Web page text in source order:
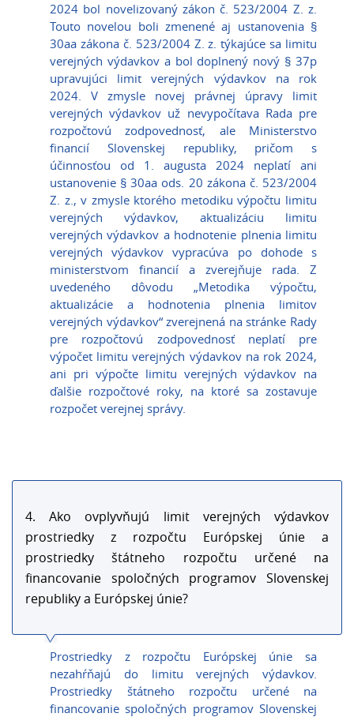
2024 bol novelizovaný zákon č. 523/2004 Z. z.
Touto novelou boli zmenené aj ustanovenia §
30aa zákona č. 523/2004 Z. z. týkajúce sa limitu
verejných výdavkov a bol doplnený nový § 37p
upravujúci limit verejných výdavkov na rok
2024. V zmysle novej právnej úpravy limit
verejných výdavkov už nevypočítava Rada pre
rozpočtovú zodpovednosť, ale Ministerstvo
financií Slovenskej republiky, pričom s
účinnosťou od 1. augusta 2024 neplatí ani
ustanovenie § 30aa ods. 20 zákona č. 523/2004
Z. z., v zmysle ktorého metodiku výpočtu limitu
verejných výdavkov, aktualizáciu limitu
verejných výdavkov a hodnotenie plnenia limitu
verejných výdavkov vypracúva po dohode s
ministerstvom financií a zverejňuje rada. Z
uvedeného dôvodu „Metodika výpočtu,
aktualizácie a hodnotenia plnenia limitov
verejných výdavkov“ zverejnená na stránke Rady
pre rozpočtovú zodpovednosť neplatí pre
výpočet limitu verejných výdavkov na rok 2024,
ani pri výpočte limitu verejných výdavkov na
ďalšie rozpočtové roky, na ktoré sa zostavuje
rozpočet verejnej správy.
4. Ako ovplyvňujú limit verejných výdavkov
prostriedky z rozpočtu Európskej únie a
prostriedky štátneho rozpočtu určené na
financovanie spoločných programov Slovenskej
republiky a Európskej únie?
Prostriedky z rozpočtu Európskej únie sa
nezahŕňajú do limitu verejných výdavkov.
Prostriedky štátneho rozpočtu určené na
financovanie spoločných programov Slovenskej